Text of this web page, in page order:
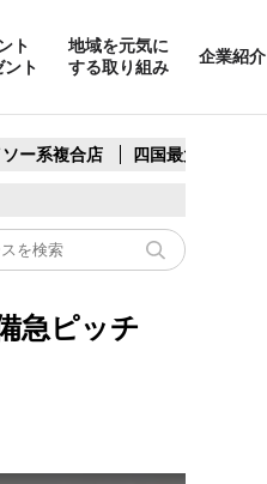
ト
ント
地域を元気に
する取り組み
企業紹介
ー系複合店 四国最大スリコ
急ピッチ